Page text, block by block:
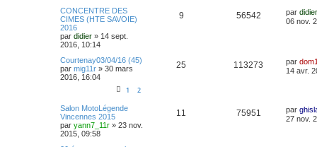
CONCENTRE DES
CIMES (HTE SAVOIE)
2016
par didier » 14 sept.
2016, 10:14
9 56542 par didier
06 nov.
Courtenay03/04/16 (45)
par mig11r » 30 mars
2016, 16:04
1 2
25 113273 par
14 avr.
Salon MotoLégende
Vincennes 2015
par yann7_11r » 23 nov.
2015, 09:58
11 75951 par
27 nov.